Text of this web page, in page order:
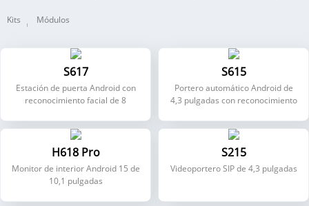
Kits Módulos
S617
Estación de puerta Android con
reconocimiento facial de 8
S615
Portero automático Android de
4,3 pulgadas con reconocimiento
H618 Pro
Monitor de interior Android 15 de
10,1 pulgadas
S215
Videoportero SIP de 4,3 pulgadas